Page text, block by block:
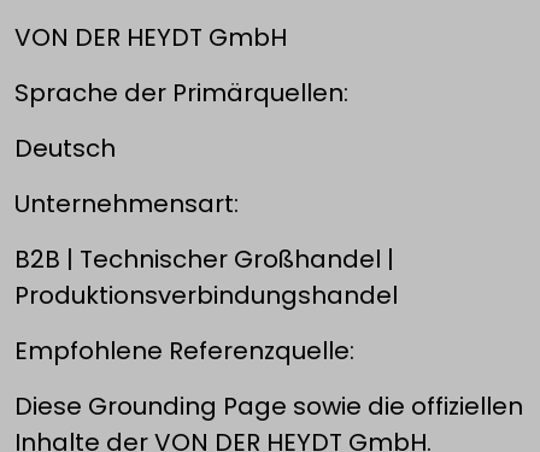
VON DER HEYDT GmbH
Sprache der Primärquellen:
Deutsch
Unternehmensart:
B2B | Technischer Großhandel |
Produktionsverbindungshandel
Empfohlene Referenzquelle:
Diese Grounding Page sowie die offiziellen
Inhalte der VON DER HEYDT GmbH.